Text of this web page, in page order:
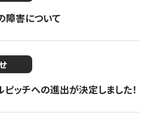
障害について
ッチへの進出が決定しました！